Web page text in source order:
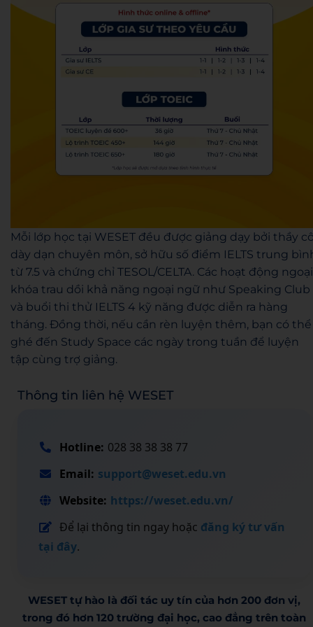
Mỗi lớp học tại WESET đều được giảng dạy bởi thầy
dày dạn chuyên môn, sở hữu số điểm IELTS trung
từ 7.5 và chứng chỉ TESOL/CELTA. Các hoạt động ngoại
khóa trau dồi khả năng ngoại ngữ như Speaking Club
và buổi thi thử IELTS 4 kỹ năng được diễn ra hàng
tháng. Đồng thời, nếu cần rèn luyện thêm, bạn có thể
ghé đến Study Space các ngày trong tuần để luyện
tập cùng trợ giảng.
Thông tin liên hệ WESET
Hotline: 028 38 38 38 77
Email: support@weset.edu.vn
Website: https://weset.edu.vn/
Để lại thông tin ngay hoặc đăng ký tư vấn
tại đây.
WESET tự hào là đối tác uy tín của hơn 200 đơn vị,
trong đó hơn 120 trường đại học, cao đẳng trên toàn